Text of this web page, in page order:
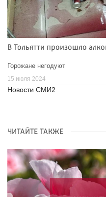
В Тольятти произошло
Горожане негодуют
15 июля 2024
Новости СМИ2
ЧИТАЙТЕ ТАКЖЕ